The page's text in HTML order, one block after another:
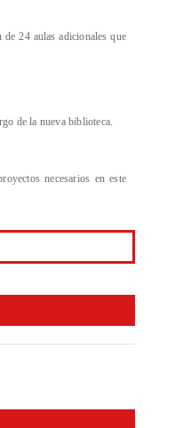
24 aulas adicionales que
de la nueva biblioteca.
necesarios en este